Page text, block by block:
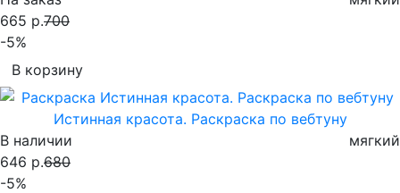
665 р.700
-5%
В корзину
Истинная красота. Раскраска по вебтуну
В наличии
мягкий
646 р.680
-5%